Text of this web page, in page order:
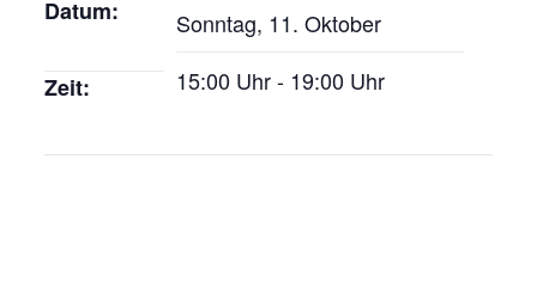
Datum: Sonntag, 11. Oktober
Zeit: 15:00 Uhr - 19:00 Uhr